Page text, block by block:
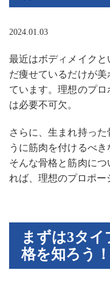
2024.01.03
最近はボディメイク
だ痩せているだけが
ています。理想のプ
は必要不可欠。
さらに、生まれ持っ
うに筋肉を付けるべき
そんな骨格と筋肉につ
れば、理想のプロポー
まずは3タ
格を知ろう！